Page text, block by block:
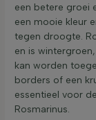
een betere groei
een mooie kleur
tegen droogte.
en is
kan worden
borders of een
essentieel voor
Rosmarinus.